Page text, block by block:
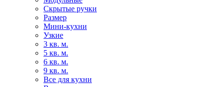
Скрытые ручки
Размер
Мини-кухни
Узкие
3 кв. м.
5 кв. м.
6 кв. м.
9 кв. м.
Все для кухни